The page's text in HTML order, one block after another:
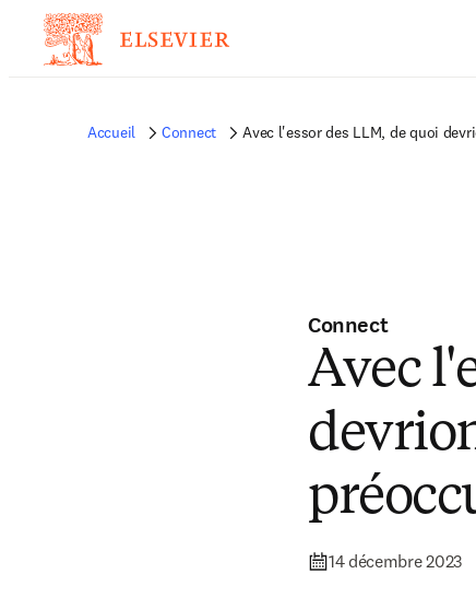
Accueil Connect Avec l'essor des LLM, de quoi
Connect
Avec
14 décembre 2023